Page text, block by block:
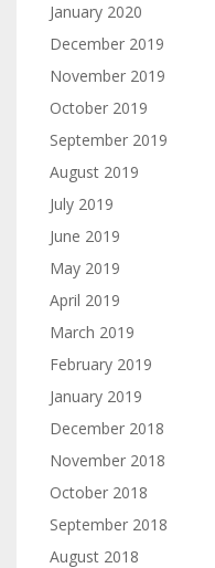
January 2020
December 2019
November 2019
October 2019
September 2019
August 2019
July 2019
June 2019
May 2019
April 2019
March 2019
February 2019
January 2019
December 2018
November 2018
October 2018
September 2018
August 2018